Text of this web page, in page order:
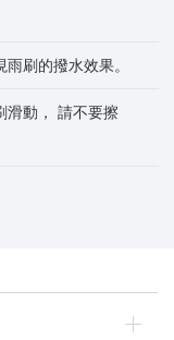
刷的撥水效果。
滑動， 請不要擦